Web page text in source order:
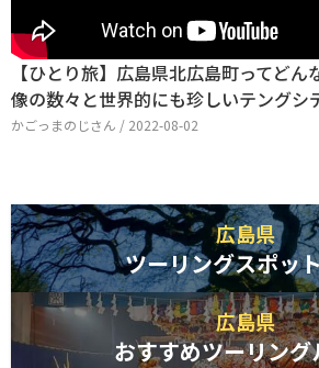
【ひとり旅】広島県北広島町ってど
像の数々と世界的にも珍しいテングシ
かごっまのじさん / 2022-08-02
広島県
ツーリングスポッ
広島県
おすすめツーリング